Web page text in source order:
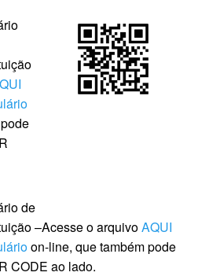
de
–Acesse o arquivoAQUI
on-line, que também pode
CODE ao lado.